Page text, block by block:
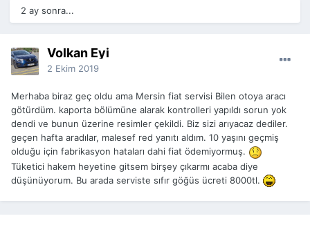
2 ay sonra...
Volkan Eyi
2 Ekim 2019
Merhaba biraz geç oldu ama Mersin fiat servisi Bilen otoya aracı
götürdüm. kaporta bölümüne alarak kontrolleri yapıldı sorun yok
dendi ve bunun üzerine resimler çekildi. Biz sizi arıyacaz dediler.
geçen hafta aradılar, malesef red yanıtı aldım. 10 yaşını geçmiş
olduğu için fabrikasyon hataları dahi fiat ödemiyormuş.
Tüketici hakem heyetine gitsem birşey çıkarmı acaba diye
düşünüyorum. Bu arada serviste sıfır göğüs ücreti 8000tl.